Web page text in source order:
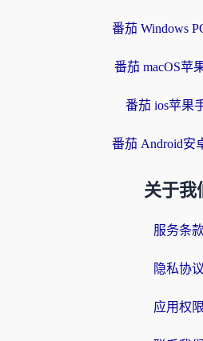
番茄 Windows
番茄 macOS苹
番茄 ios苹果
番茄 Android安
关于我
服务条
隐私协议
应用权限